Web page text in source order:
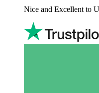
Nice and Excellent to